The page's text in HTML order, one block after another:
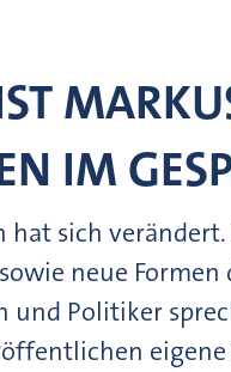
IM
sich
neue
und Politiker